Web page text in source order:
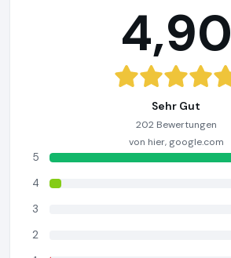
4,90
Sehr Gut
202 Bewertungen
von hier, google.com
5
4
3
2